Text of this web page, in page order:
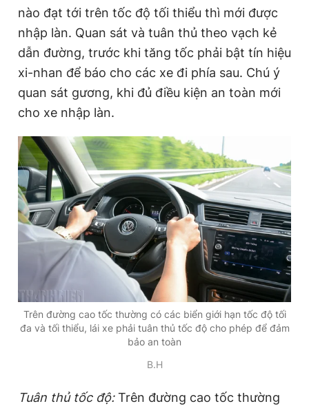
nào đạt tới trên tốc độ tối thiểu thì mới được
nhập làn. Quan sát và tuân thủ theo vạch kẻ
dẫn đường, trước khi tăng tốc phải bật tín hiệu
xi-nhan để báo cho các xe đi phía sau. Chú ý
quan sát gương, khi đủ điều kiện an toàn mới
cho xe nhập làn.
Trên đường cao tốc thường có các biển giới hạn tốc độ tối
đa và tối thiểu, lái xe phải tuân thủ tốc độ cho phép để đảm
bảo an toàn
B.H
Tuân thủ tốc độ:Trên đường cao tốc thường